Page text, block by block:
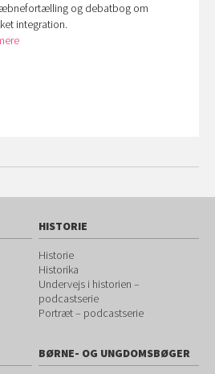
og debatbog om
integration.
HISTORIE
Historie
Historika
Undervejs i historien –
podcastserie
Portræt – podcastserie
BØRNE- OG UNGDOMSBØGER